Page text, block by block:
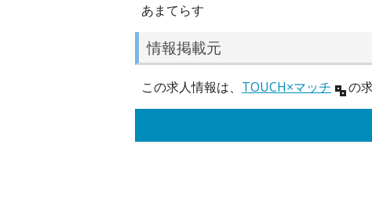
あまてらす
情報掲載元
この求人情報は、 TOUCH×マッチ の求